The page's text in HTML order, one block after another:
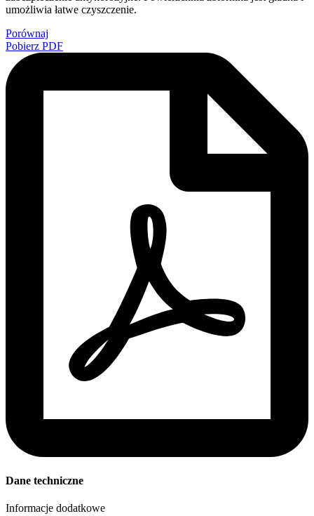
umożliwia łatwe czyszczenie.
Porównaj
Pobierz PDF
Dane techniczne
Informacje dodatkowe